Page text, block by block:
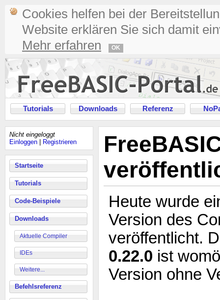
Cookies helfen bei der
Website erklären Sie sich damit
Mehr erfahren
OK
Tutorials Downloads Referenz
Nicht eingeloggt
Einloggen
Registrieren
Startseite
Tutorials
Code-Beispiele
Downloads
Aktuelle Compiler
IDEs
Weitere...
Befehlsreferenz
Heute wurde
Version des
veröffentlicht.
0.22.0 ist
Version ohne